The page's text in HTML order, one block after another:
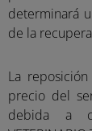
determinará
de la
La
precio del
debida a